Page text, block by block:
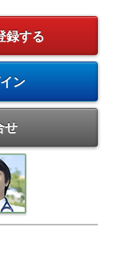
録する
ン
せ